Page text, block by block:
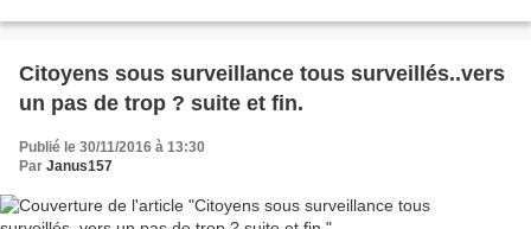
Citoyens sous surveillance tous surveillés..vers
un pas de trop ? suite et fin.
Publié le 30/11/2016 à 13:30
Par Janus157